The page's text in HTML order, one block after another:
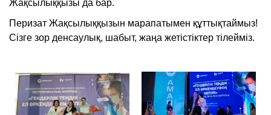
Жақсылыққызы да бар.
Перизат Жақсылыққызын марапатымен құттықтаймыз!
Сізге зор денсаулық, шабыт, жаңа жетістіктер тілейміз.